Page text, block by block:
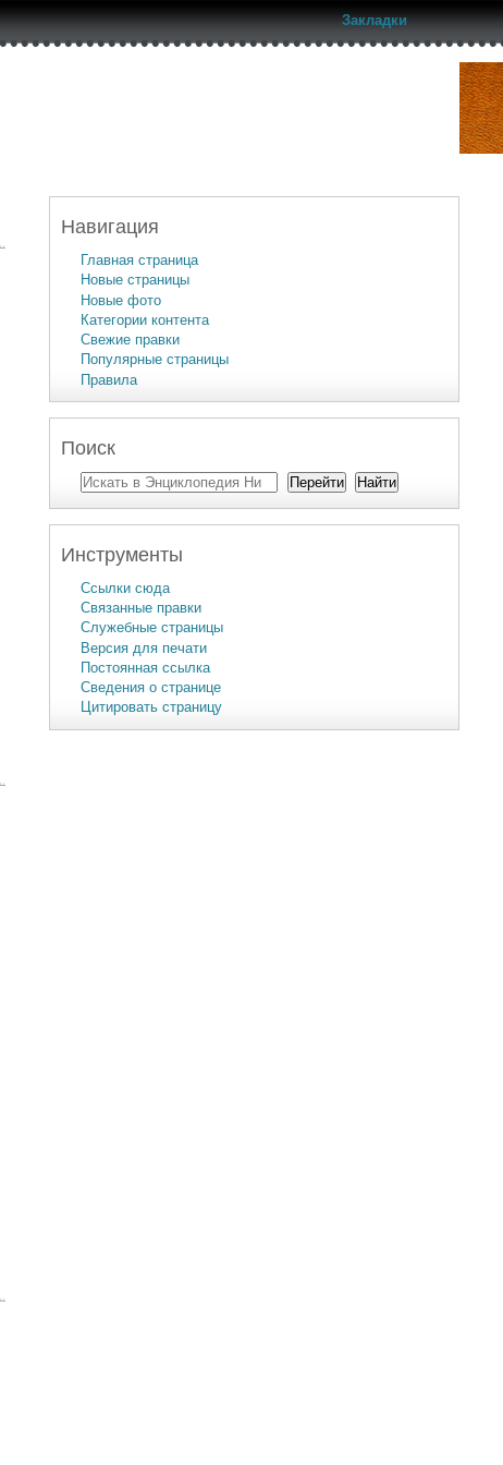
Закладки
Навигация
Главная страница
Новые страницы
Новые фото
Категории контента
Свежие правки
Популярные страницы
Правила
Поиск
Инструменты
Ссылки сюда
Связанные правки
Служебные страницы
Версия для печати
Постоянная ссылка
Сведения о странице
Цитировать страницу